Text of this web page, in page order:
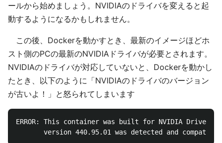
ールから始めましょう。NVIDIAのドライバを変えると起
動するようになるかもしれません。
この後、Dockerを動かすとき、最新のイメージほどホ
スト側のPCの最新のNVIDIAドライバが必要とされます。
NVIDIAのドライバが対応していないと、Dockerを動かし
たとき、以下のように「NVIDIAのドライバのバージョン
が古いよ！」と怒られてしまいます
ERROR: This container was built for NVIDIA Driver